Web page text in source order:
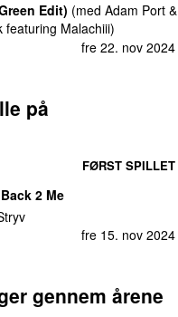
Edit) (med Adam Port &
featuring Malachiii)
fre 22. nov 2024
på
FØRST SPILLET
Back 2 Me
fre 15. nov 2024
gennem årene